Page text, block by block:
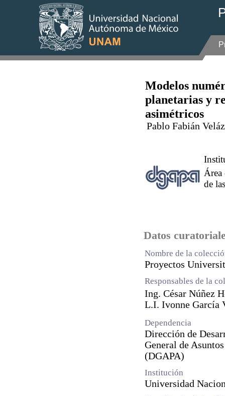
Modelos
planetarias y
asimétricos
Pablo Fabián
Área
de
Datos
Nombre de la
Proyectos
Responsables de la
Ing. César Núñez
L.I. Ivonne García
Dependencia
Dirección de
General de
(DGAPA)
Institución
Universidad